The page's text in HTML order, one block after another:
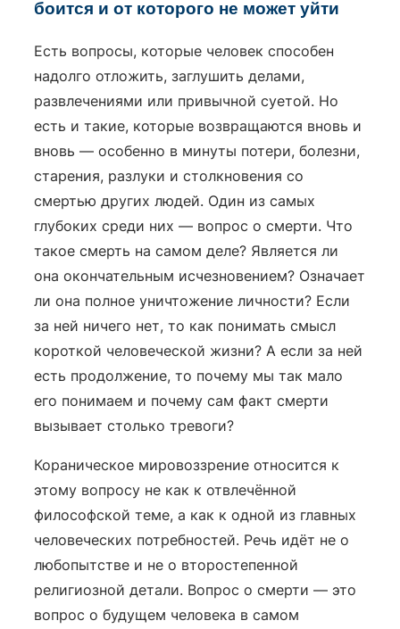
боится и от которого не может уйти
Есть вопросы, которые человек способен
надолго отложить, заглушить делами,
развлечениями или привычной суетой. Но
есть и такие, которые возвращаются вновь и
вновь — особенно в минуты потери, болезни,
старения, разлуки и столкновения со
смертью других людей. Один из самых
глубоких среди них — вопрос о смерти. Что
такое смерть на самом деле? Является ли
она окончательным исчезновением? Означает
ли она полное уничтожение личности? Если
за ней ничего нет, то как понимать смысл
короткой человеческой жизни? А если за ней
есть продолжение, то почему мы так мало
его понимаем и почему сам факт смерти
вызывает столько тревоги?
Кораническое мировоззрение относится к
этому вопросу не как к отвлечённой
философской теме, а как к одной из главных
человеческих потребностей. Речь идёт не о
любопытстве и не о второстепенной
религиозной детали. Вопрос о смерти — это
вопрос о будущем человека в самом